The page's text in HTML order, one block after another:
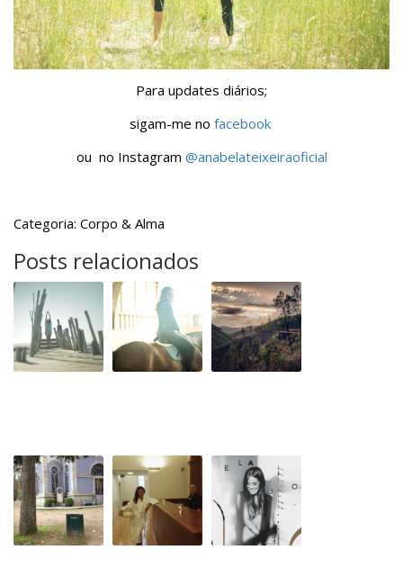
Para updates diários;
sigam-me no facebook
ou no Instagram @anabelateixeiraoficial
Categoria: Corpo & Alma
Posts relacionados
Feliz
dia
Internacional
do
Yoga
Aulas
de
equitação
Águas
Curativas
Vichy
água
termal